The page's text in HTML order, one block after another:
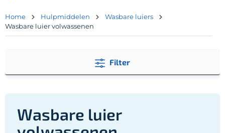
Home Hulpmiddelen
Wasbare luiers
Wasbare luier volwassenen
Filter
Wasbare luier